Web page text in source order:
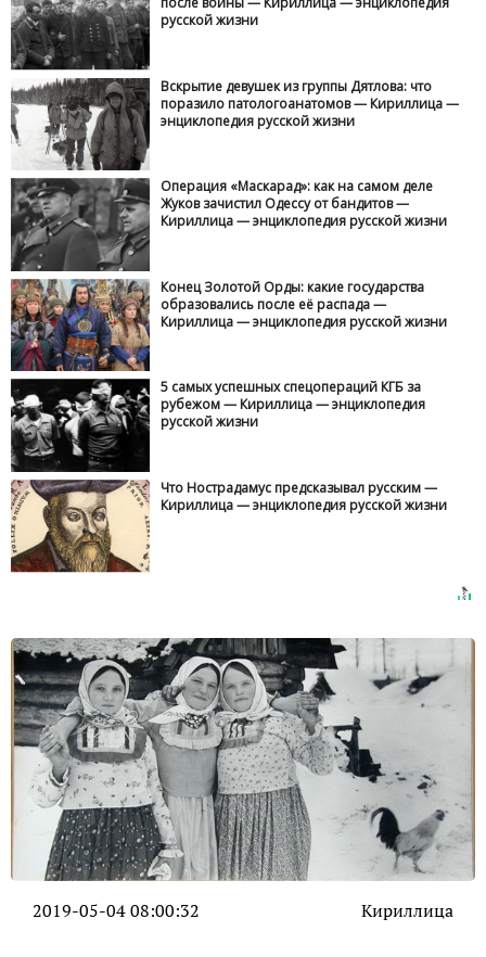
русской жизни
Вскрытие девушек из группы Дятлова: что
поразило патологоанатомов — Кириллица —
энциклопедия русской жизни
Операция «Маскарад»: как на самом деле
Жуков зачистил Одессу от бандитов —
Кириллица — энциклопедия русской жизни
Конец Золотой Орды: какие государства
образовались после её распада —
Кириллица — энциклопедия русской жизни
5 самых успешных спецопераций КГБ за
рубежом — Кириллица — энциклопедия
русской жизни
Что Нострадамус предсказывал русским —
Кириллица — энциклопедия русской жизни
2019-05-04 08:00:32 Кириллица